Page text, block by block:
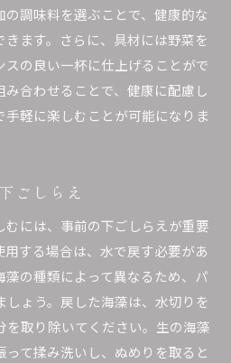
調味料を選ぶことで、健康的な
ます。さらに、具材には野菜を
の良い一杯に仕上げることがで
合わせることで、健康に配慮し
手軽に楽しむことが可能になりま
ごしらえ
むには、事前の下ごしらえが重要
する場合は、水で戻す必要があ
藻の種類によって異なるため、パ
しょう。戻した海藻は、水切りを
を取り除いてください。生の海藻
て揉み洗いし、ぬめりを取ると